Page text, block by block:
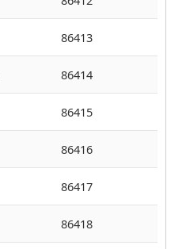
86413
86414
86415
86416
86417
86418